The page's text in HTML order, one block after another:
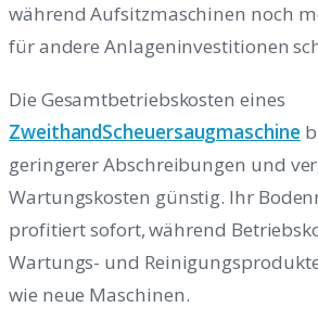
während Aufsitzmaschinen noch
für andere Anlageninvestitionen
Die Gesamtbetriebskosten eines
ZweithandScheuersaugmaschine
geringerer Abschreibungen und
Wartungskosten günstig. Ihr
profitiert sofort, während
Wartungs- und
wie neue Maschinen.